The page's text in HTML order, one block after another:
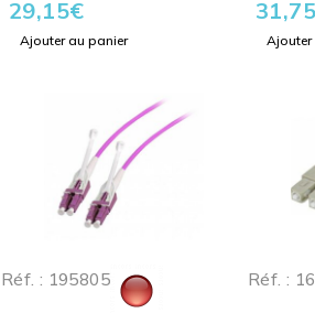
29,15€
Ajouter au panier
31,75
Ajouter
Réf. : 195805 Réf. :